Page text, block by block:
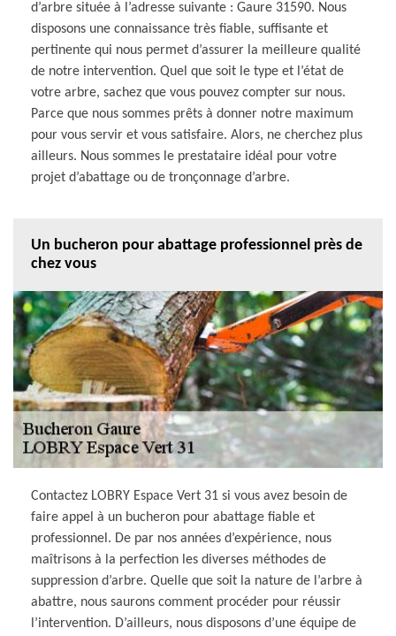
d’arbre située à l’adresse suivante : Gaure 31590. Nous
disposons une connaissance très fiable, suffisante et
pertinente qui nous permet d’assurer la meilleure qualité
de notre intervention. Quel que soit le type et l’état de
votre arbre, sachez que vous pouvez compter sur nous.
Parce que nous sommes prêts à donner notre maximum
pour vous servir et vous satisfaire. Alors, ne cherchez plus
ailleurs. Nous sommes le prestataire idéal pour votre
projet d’abattage ou de tronçonnage d’arbre.
Un bucheron pour abattage professionnel près de
chez vous
Contactez LOBRY Espace Vert 31 si vous avez besoin de
faire appel à un bucheron pour abattage fiable et
professionnel. De par nos années d’expérience, nous
maîtrisons à la perfection les diverses méthodes de
suppression d’arbre. Quelle que soit la nature de l’arbre à
abattre, nous saurons comment procéder pour réussir
l’intervention. D’ailleurs, nous disposons d’une équipe de